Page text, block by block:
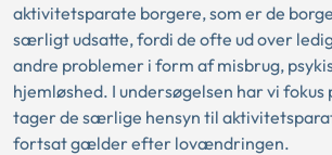
aktivitetsparate borgere, som er de
særligt udsatte, fordi de ofte ud over
andre problemer i form af misbrug,
hjemløshed. I undersøgelsen har vi fokus
tager de særlige hensyn til
fortsat gælder efter lovændringen.